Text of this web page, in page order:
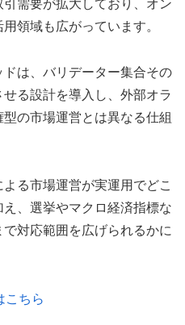
需要が拡大しており、オン
領域も広がっています。
は、バリデーター集合その
る設計を導入し、外部オラ
の市場運営とは異なる仕組
る市場運営が実運用でどこ
、選挙やマクロ経済指標な
対応範囲を広げられるかに
こちら